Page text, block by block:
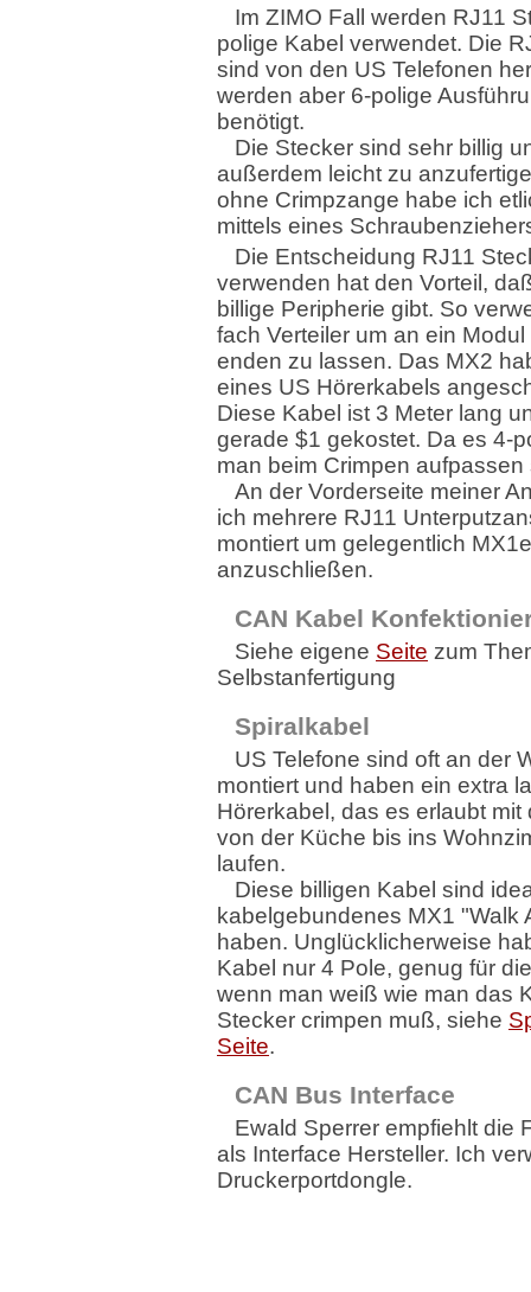
Im ZIMO Fall werden RJ11
polige Kabel verwendet. Die
sind von den US Telefonen
werden aber 6-polige
benötigt.
Die Stecker sind sehr billig
außerdem leicht zu
ohne Crimpzange habe ich
mittels eines
Die Entscheidung RJ11
verwenden hat den Vorteil,
billige Peripherie gibt. So
fach Verteiler um an ein
enden zu lassen. Das MX2
eines US Hörerkabels
Diese Kabel ist 3 Meter lang
gerade $1 gekostet. Da es 4-
man beim Crimpen
An der Vorderseite meiner
ich mehrere RJ11
montiert um gelegentlich
anzuschließen.
CAN Kabel
Siehe eigene Seite zum
Selbstanfertigung
Spiralkabel
US Telefone sind oft an der
montiert und haben ein extra
Hörerkabel, das es erlaubt mit
von der Küche bis ins
laufen.
Diese billigen Kabel sind
kabelgebundenes MX1 "Walk
haben. Unglücklicherweise
Kabel nur 4 Pole, genug für
wenn man weiß wie man das
Stecker crimpen muß, siehe
Seite.
CAN Bus Interface
Ewald Sperrer empfiehlt die
als Interface Hersteller. Ich
Druckerportdongle.